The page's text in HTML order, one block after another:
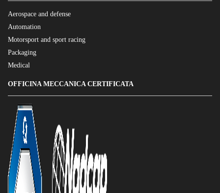
Aerospace and defense
Automation
Motorsport and sport racing
Packaging
Medical
OFFICINA MECCANICA CERTIFICATA